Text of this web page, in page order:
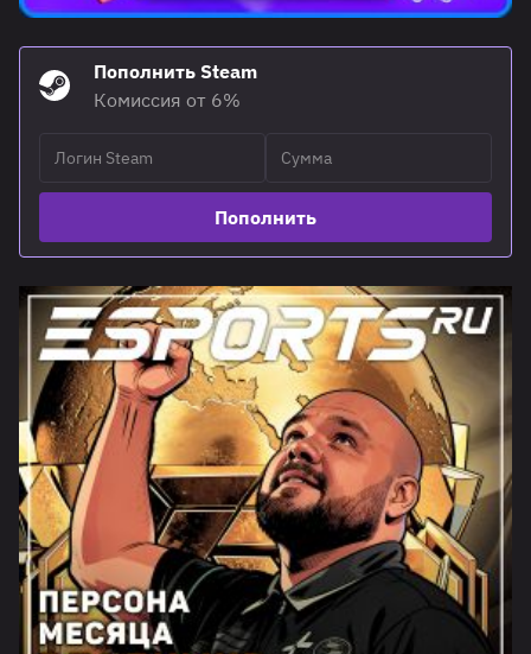
Пополнить Steam
Комиссия от 6%
Пополнить